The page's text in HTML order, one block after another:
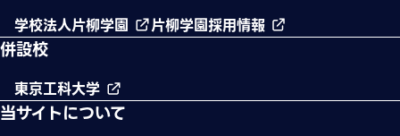
学校法人片柳学園 片柳学園採用情報
併設校
東京工科大学
当サイトについて